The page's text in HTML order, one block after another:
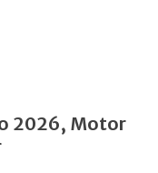
2026, Motor